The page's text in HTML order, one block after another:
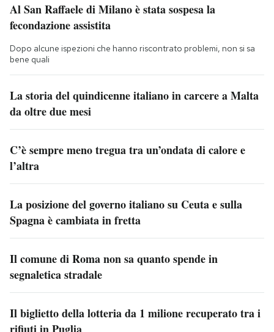
Al San Raffaele di Milano è stata sospesa la
fecondazione assistita
Dopo alcune ispezioni che hanno riscontrato problemi, non si sa
bene quali
La storia del quindicenne italiano in carcere a Malta
da oltre due mesi
C’è sempre meno tregua tra un’ondata di calore e
l’altra
La posizione del governo italiano su Ceuta e sulla
Spagna è cambiata in fretta
Il comune di Roma non sa quanto spende in
segnaletica stradale
Il biglietto della lotteria da 1 milione recuperato tra i